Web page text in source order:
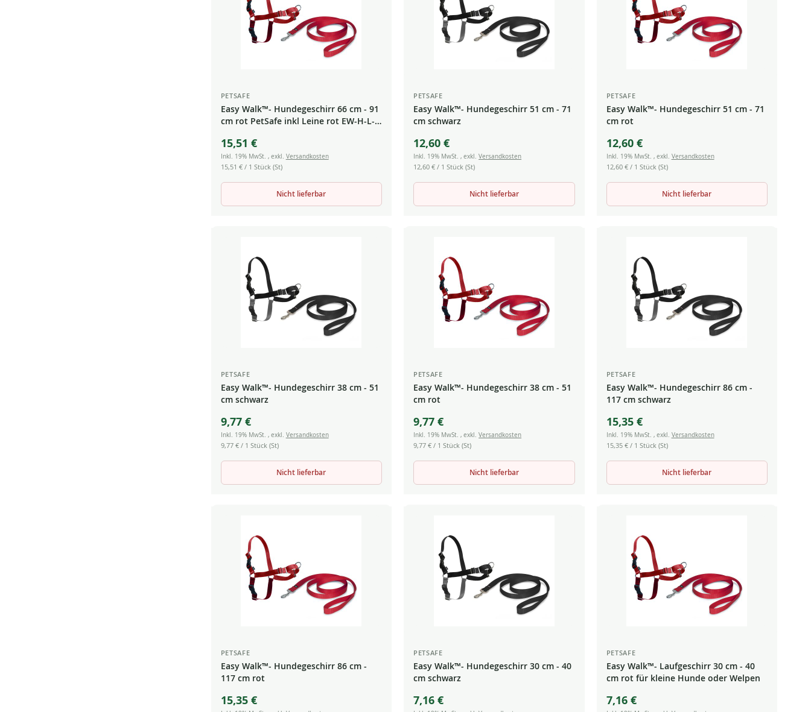
PETSAFE
Easy Walk™- Hundegeschirr 66 cm - 91
cm rot PetSafe inkl Leine rot EW-H-L-
15,51 €
Inkl. 19% MwSt. , exkl. Versandkosten
15,51 €/ 1 Stück (St)
Nicht lieferbar
PETSAFE
Easy Walk™- Hundegeschirr 51 cm - 71
cm schwarz
12,60 €
Inkl. 19% MwSt.,exkl.Versandkosten
12,60 € / 1 Stück (St)
Nicht lieferbar
PETSAFE
Easy Walk™- Hundegeschirr 51 cm - 71
cm rot
12,60 €
Inkl. 19% MwSt. , exkl. Versandkosten
12,60 €/ 1 Stück (St)
Nicht lieferbar
PETSAFE
Easy Walk™- Hundegeschirr 38 cm - 51
cm schwarz
9,77 €
Inkl. 19% MwSt. , exkl. Versandkosten
9,77 €/ 1 Stück (St)
Nicht lieferbar
PETSAFE
Easy Walk™- Hundegeschirr 38 cm - 51
cm rot
9,77 €
Inkl. 19% MwSt.,exkl.Versandkosten
9,77 € / 1 Stück (St)
Nicht lieferbar
PETSAFE
Easy Walk™- Hundegeschirr 86 cm -
117 cm schwarz
15,35 €
Inkl. 19% MwSt. , exkl. Versandkosten
15,35 €/ 1 Stück (St)
Nicht lieferbar
PETSAFE
Easy Walk™- Hundegeschirr 86 cm -
117 cm rot
15,35 €
PETSAFE
Easy Walk™- Hundegeschirr 30 cm - 40
cm schwarz
7,16 €
PETSAFE
Easy Walk™- Laufgeschirr 30 cm - 40
cm rot für kleine Hunde oder Welpen
7,16 €